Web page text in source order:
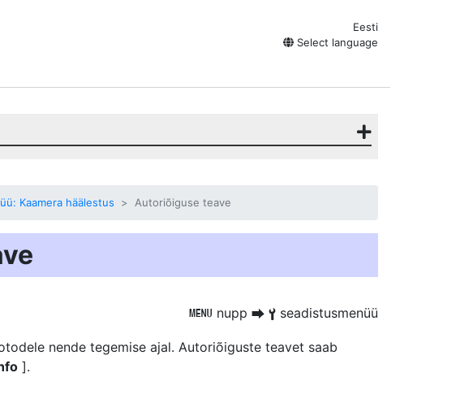
Eesti
Select language
Kaamera häälestus Autoriõiguse teave
G nupp U B seadistusmenüü
nende tegemise ajal. Autoriõiguste teavet saab
].